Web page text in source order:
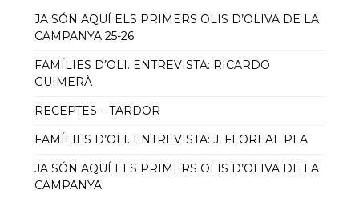
JA SÓN AQUÍ ELS PRIMERS OLIS D’OLIVA DE LA
CAMPANYA 25-26
FAMÍLIES D’OLI. ENTREVISTA: RICARDO
GUIMERÀ
RECEPTES – TARDOR
FAMÍLIES D’OLI. ENTREVISTA: J. FLOREAL PLA
JA SÓN AQUÍ ELS PRIMERS OLIS D’OLIVA DE LA
CAMPANYA